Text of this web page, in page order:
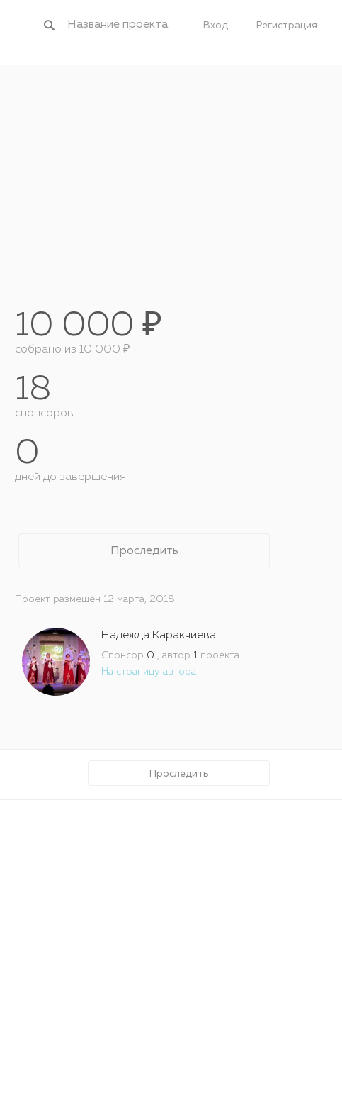
Вход Регистрация
10 000 ₽
cобрано из 10 000 ₽
18
спонсоров
0
дней до завершения
Проследить
Проект размещён 12 марта, 2018
Надежда Каракчиева
Спонсор 0 , автор 1 проекта
На страницу автора
Проследить